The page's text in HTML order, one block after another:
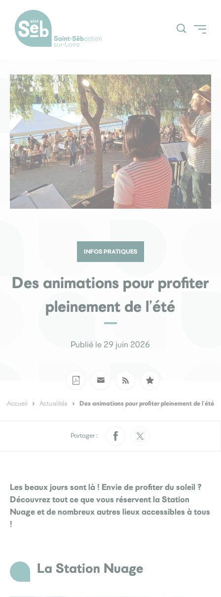
Accueil
Actualités
Agenda
Quotidien
La Ville
Découvrir la ville Grands projets
Nos grands
évènements
Espace Citoyens
(Guichetnumerik)
Déchets Développement
durable
Saint-Seb’ le mag malentendants
INFOS PRATIQUES
Des animations pour profiter
pleinement de l’été
Publié le 29 juin 2026
Accueil Actualités Des animations pour profiter pleinement de l’été
Partager :
Les beaux jours sont là ! Envie de profiter du soleil ?
Découvrez tout ce que vous réservent la Station
Nuage et de nombreux autres lieux accessibles à tous
!
La Station Nuage